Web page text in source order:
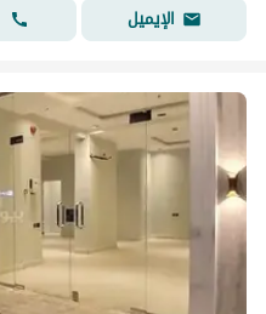
الإيميل